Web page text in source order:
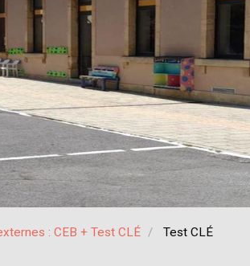
: CEB + Test CLÉ Test CLÉ